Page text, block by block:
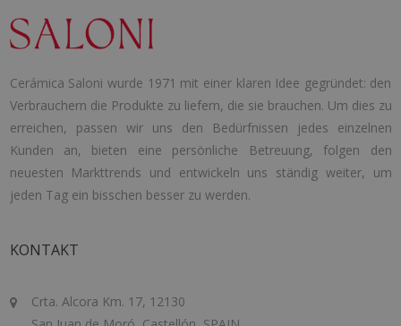
Cerámica Saloni wurde 1971 mit einer klaren Idee gegründet: den
Verbrauchern die Produkte zu liefern, die sie brauchen. Um dies zu
erreichen, passen wir uns den Bedürfnissen jedes einzelnen
Kunden an, bieten eine persönliche Betreuung, folgen den
neuesten Markttrends und entwickeln uns ständig weiter, um
jeden Tag ein bisschen besser zu werden.
KONTAKT
Crta. Alcora Km. 17, 12130